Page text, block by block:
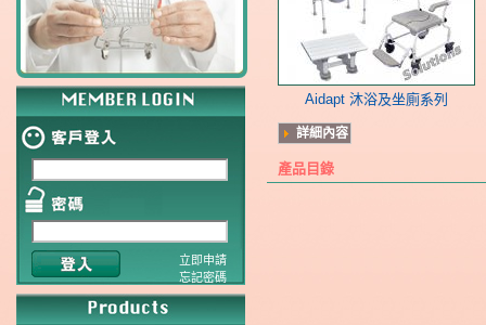
立即申請
忘記密碼
Aidapt 沐浴及坐廁系列
詳細內容
產品目錄